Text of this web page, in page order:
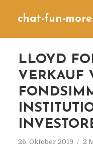
chat-fun-
LLOYD
VERKAUF
26. Oktober 2019 2